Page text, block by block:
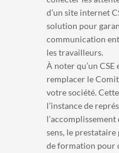
d’un site internet
solution pour
communication
les travailleurs.
À noter qu’un CSE
remplacer le
votre société.
l’instance de
l’accomplissement
sens, le prestataire
de formation pour